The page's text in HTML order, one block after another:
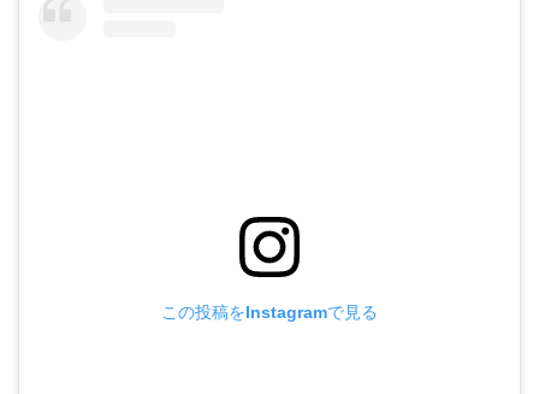
この投稿をInstagramで見る